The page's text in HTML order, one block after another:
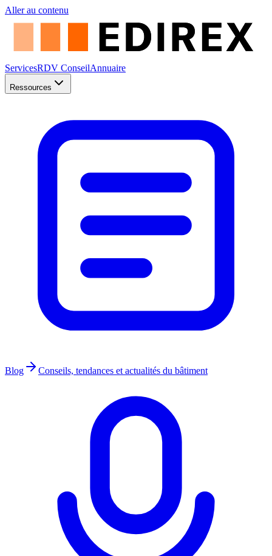
Aller au contenu
ServicesRDV ConseilAnnuaire
Ressources
Blog Conseils, tendances et actualités du bâtiment